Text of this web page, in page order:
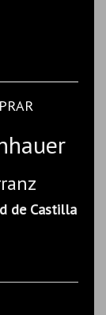
de Castilla